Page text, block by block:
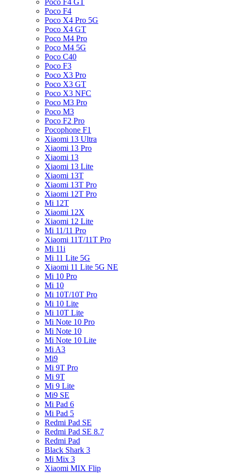
Poco F4 GT
Poco F4
Poco X4 Pro 5G
Poco X4 GT
Poco M4 Pro
Poco M4 5G
Poco C40
Poco F3
Poco X3 Pro
Poco X3 GT
Poco X3 NFC
Poco M3 Pro
Poco M3
Poco F2 Pro
Pocophone F1
Xiaomi 13 Ultra
Xiaomi 13 Pro
Xiaomi 13
Xiaomi 13 Lite
Xiaomi 13T
Xiaomi 13T Pro
Xiaomi 12T Pro
Mi 12T
Xiaomi 12X
Xiaomi 12 Lite
Mi 11/11 Pro
Xiaomi 11T/11T Pro
Mi 11i
Mi 11 Lite 5G
Xiaomi 11 Lite 5G NE
Mi 10 Pro
Mi 10
Mi 10T/10T Pro
Mi 10 Lite
Mi 10T Lite
Mi Note 10 Pro
Mi Note 10
Mi Note 10 Lite
Mi A3
Mi9
Mi 9T Pro
Mi 9T
Mi 9 Lite
Mi9 SE
Mi Pad 6
Mi Pad 5
Redmi Pad SE
Redmi Pad SE 8.7
Redmi Pad
Black Shark 3
Mi Mix 3
Xiaomi MIX Flip